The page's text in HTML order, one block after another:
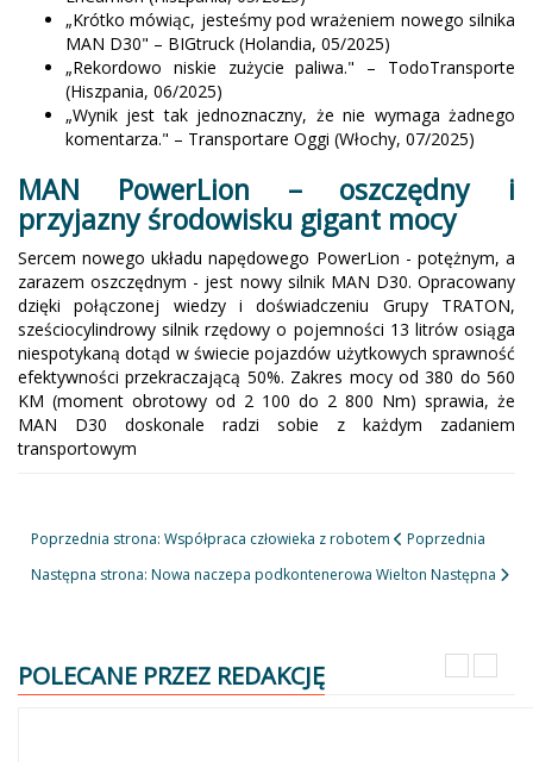
„Krótko mówiąc, jesteśmy pod wrażeniem nowego silnika
MAN D30" – BIGtruck (Holandia, 05/2025)
„Rekordowo niskie zużycie paliwa." – TodoTransporte
(Hiszpania, 06/2025)
„Wynik jest tak jednoznaczny, że nie wymaga żadnego
komentarza." – Transportare Oggi (Włochy, 07/2025)
MAN PowerLion – oszczędny i
przyjazny środowisku gigant mocy
Sercem nowego układu napędowego PowerLion - potężnym, a
zarazem oszczędnym - jest nowy silnik MAN D30. Opracowany
dzięki połączonej wiedzy i doświadczeniu Grupy TRATON,
sześciocylindrowy silnik rzędowy o pojemności 13 litrów osiąga
niespotykaną dotąd w świecie pojazdów użytkowych sprawność
efektywności przekraczającą 50%. Zakres mocy od 380 do 560
KM (moment obrotowy od 2 100 do 2 800 Nm) sprawia, że
MAN D30 doskonale radzi sobie z każdym zadaniem
transportowym
Poprzednia strona: Współpraca człowieka z robotem
Poprzednia
Następna strona: Nowa naczepa podkontenerowa Wielton Następna
POLECANE PRZEZ REDAKCJĘ